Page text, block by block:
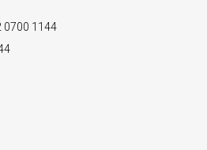
0700 1144